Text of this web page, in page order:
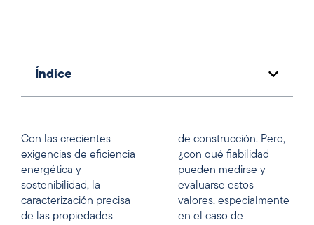
Índice
Con las crecientes
exigencias de eficiencia
energética y
sostenibilidad, la
caracterización precisa
de las propiedades
de construcción. Pero,
¿con qué fiabilidad
pueden medirse y
evaluarse estos
valores, especialmente
en el caso de